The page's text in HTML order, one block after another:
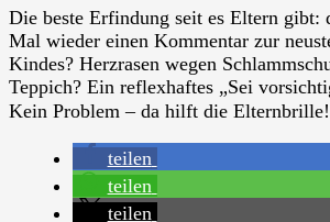
Die beste Erfindung seit es Eltern gibt:
Mal wieder einen Kommentar zur
Kindes? Herzrasen wegen
Teppich? Ein reflexhaftes „Sei
Kein Problem – da hilft die Elternbrille!
teilen
teilen
teilen